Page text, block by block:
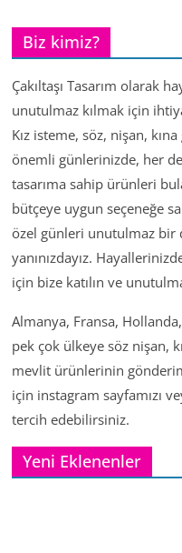
Biz kimiz?
Çakıltaşı Tasarım olarak
unutulmaz kılmak için
Kız isteme, söz, nişan,
önemli günlerinizde, her
tasarıma sahip ürünleri
bütçeye uygun seçeneğe
özel günleri unutulmaz bir
yanınızdayız.
için bize katılın ve
Almanya, Fransa,
pek çok ülkeye söz nişan,
mevlit ürünlerinin
için instagram sayfamızı
tercih edebilirsiniz.
Yeni Eklenenler